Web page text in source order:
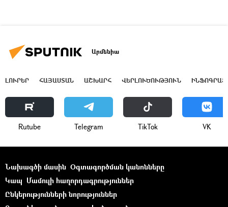
Արմենիա
ԼՈՒՐԵՐ ՀԱՅԱՍՏԱՆ ԱՇԽԱՐՀ ՎԵՐԼՈՒԾՈՒԹՅՈՒՆ
Rutube Telegram ТikТоk VK
Նախագծի մասին Օգտագործման կանոնները
Կապ Մամուլի հաղորդագրություններ
Ընկերությունների նորություններ